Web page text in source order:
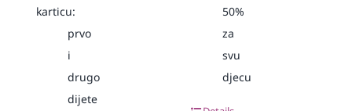
karticu:
prvo
i
drugo
dijete
50%
za
svu
djecu